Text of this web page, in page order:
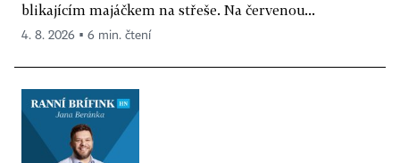
blikajícím majáčkem na střeše. Na červenou...
4. 8. 2026 ▪ 6 min. čtení